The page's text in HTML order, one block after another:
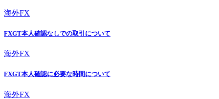
海外FX
FXGT本人確認なしでの取引について
海外FX
FXGT本人確認に必要な時間について
海外FX